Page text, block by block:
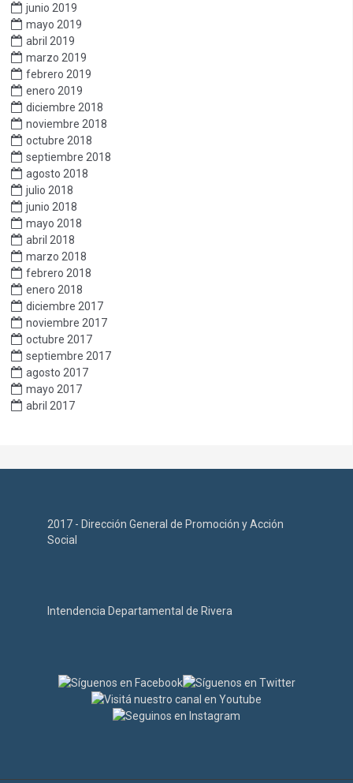
junio 2019
mayo 2019
abril 2019
marzo 2019
febrero 2019
enero 2019
diciembre 2018
noviembre 2018
octubre 2018
septiembre 2018
agosto 2018
julio 2018
junio 2018
mayo 2018
abril 2018
marzo 2018
febrero 2018
enero 2018
diciembre 2017
noviembre 2017
octubre 2017
septiembre 2017
agosto 2017
mayo 2017
abril 2017
2017 - Dirección General de Promoción y Acción
Social
Intendencia Departamental de Rivera